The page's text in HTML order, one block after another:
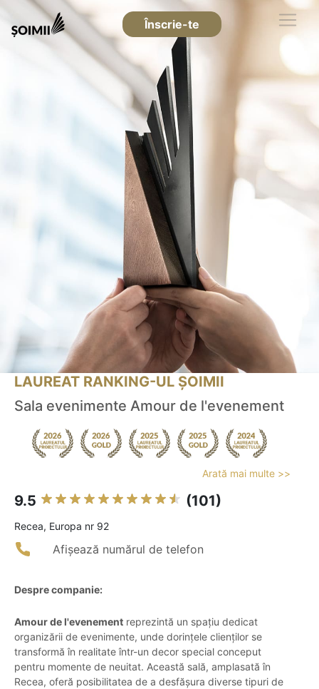
Înscrie-te
LAUREAT RANKING-UL ȘOIMII
Sala evenimente Amour de l'evenement
Arată mai multe >>
9.5 (101)
Recea, Europa nr 92
Afișează numărul de telefon
Despre companie:
Amour de l'evenement reprezintă un spațiu dedicat
organizării de evenimente, unde dorințele clienților se
transformă în realitate într-un decor special conceput
pentru momente de neuitat. Această sală, amplasată în
Recea, oferă posibilitatea de a desfășura diverse tipuri de